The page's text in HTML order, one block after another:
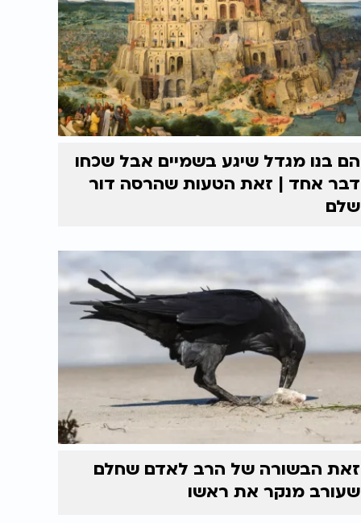
הם בנו מגדל שיגע בשמיים אבל שכחו
דבר אחד | זאת הטעות שהרסה דור
שלם
זאת הבשורה של הרב לאדם שחלם
שעורב מנקר את ראשו